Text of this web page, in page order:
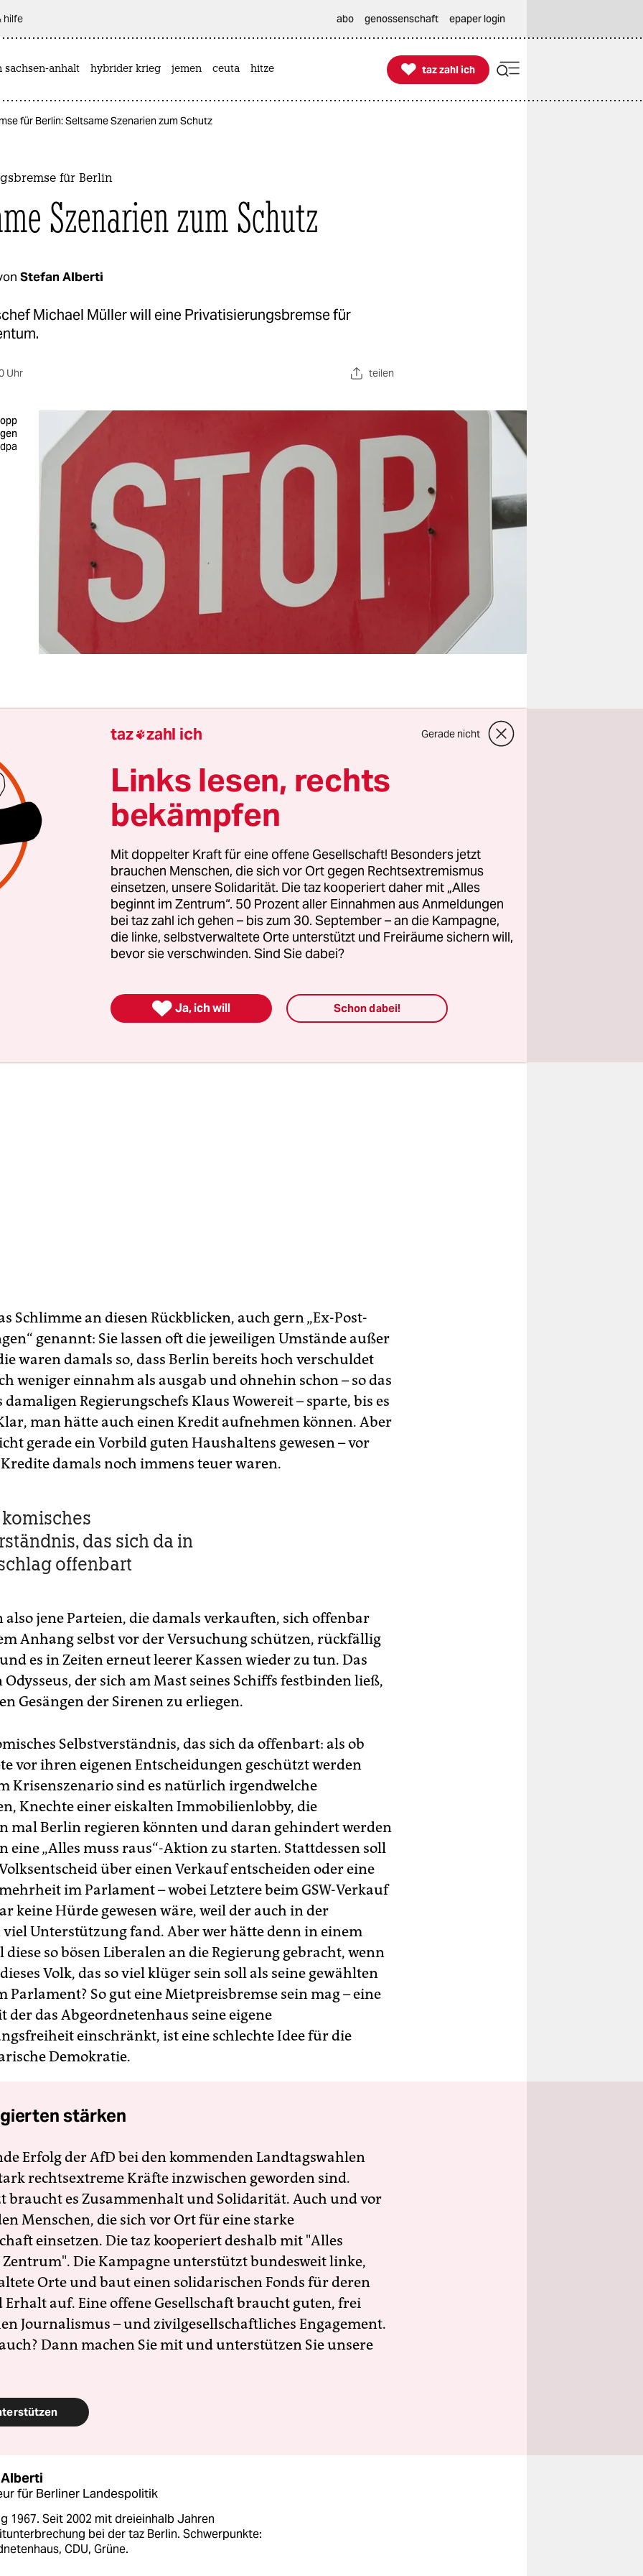
hilfe abo genossenschaft epaper login
sachsen-anhalt hybrider krieg jemen ceuta hitze 
taz zahl ich
taz zahl ich
für Berlin: Seltsame Szenarien zum Schutz
für Berlin
Szenarien zum Schutz
Stefan Alberti
Michael Müller will eine Privatisierungsbremse für
Uhr teilen
eine also: Erst Mietpreisbremse, dann Schuldenbremse,
nun eine
länger, SPD-Fraktionschef Raed Saleh hat Ähnliches
mal vorgeschlagen, und nun hat also zu Wochenbeginn
Michael Müller (SPD) höhere Hürden für den Verkauf
gefordert. Das macht sich immer gut, das klingt
und Bewahren. Und überhaupt ist ja bei jeder
zu hören, welch großer Fehler es gewesen sei, dass
rot-rote Koalition 2004 die Wohnungsbaugesellschaft GSW
bloß: Die SPDler und Linken, die die GSW 2004 verkauft
im Sinn hatten, sondern weil das Land, soweit das bei einem
geht, kurz vor der Pleite stand und Geld brauchte.
Schlimme an diesen Rückblicken, auch gern „Ex-Post-
genannt: Sie lassen oft die jeweiligen Umstände außer
waren damals so, dass Berlin bereits hoch verschuldet
weniger einnahm als ausgab und ohnehin schon – so das
Regierungschefs Klaus Wowereit – sparte, bis es
man hätte auch einen Kredit aufnehmen können. Aber
gerade ein Vorbild guten Haushaltens gewesen – vor
damals noch immens teuer waren.
komisches
das sich da in
offenbart
also jene Parteien, die damals verkauften, sich offenbar
Anhang selbst vor der Versuchung schützen, rückfällig
es in Zeiten erneut leerer Kassen wieder zu tun. Das
der sich am Mast seines Schiffs festbinden ließ,
Gesängen der Sirenen zu erliegen.
Selbstverständnis, das sich da offenbart: als ob
vor ihren eigenen Entscheidungen geschützt werden
Krisen­szenario sind es natürlich irgendwelche
Knechte einer eiskalten Immobilienlobby, die
mal Berlin regieren könnten und daran gehindert werden
eine „Alles muss raus“-Aktion zu starten. Stattdessen soll
über einen Verkauf entscheiden oder eine
im Parlament – wobei Letztere beim GSW-Verkauf
keine Hürde gewesen wäre, weil der auch in der
Unterstützung fand. Aber wer hätte denn in einem
diese so bösen Liberalen an die Regierung gebracht, wenn
Volk, das so viel klüger sein soll als seine gewählten
Parlament? So gut eine Mietpreisbremse sein mag – eine
der das Abgeordnetenhaus seine eigene
einschränkt, ist eine schlechte Idee für die
Demokratie.
stärken
Erfolg der AfD bei den kommenden Landtagswahlen
rechtsextreme Kräfte inzwischen geworden sind.
braucht es Zusammenhalt und Solidarität. Auch und vor
Menschen, die sich vor Ort für eine starke
einsetzen. Die taz kooperiert deshalb mit "Alles
Die Kampagne unterstützt bundesweit linke,
Orte und baut einen solidarischen Fonds für deren
Erhalt auf. Eine offene Gesellschaft braucht guten, frei
Journalismus – und zivilgesellschaftliches Engagement.
Dann machen Sie mit und unterstützen Sie unsere
für Berliner Landespolitik
1967. Seit 2002 mit dreieinhalb Jahren
bei der taz Berlin. Schwerpunkte:
CDU, Grüne.
taz zahl ich Gerade nicht
Links lesen, rechts
bekämpfen
Mit doppelter Kraft für eine offene Gesellschaft! Besonders jetzt
brauchen Menschen, die sich vor Ort gegen Rechtsextremismus
einsetzen, unsere Solidarität. Die taz kooperiert daher mit „Alles
beginnt im Zentrum“. 50 Prozent aller Einnahmen aus Anmeldungen
bei taz zahl ich gehen – bis zum 30. September – an die Kampagne,
die linke, selbstverwaltete Orte unterstützt und Freiräume sichern will,
bevor sie verschwinden. Sind Sie dabei?
 Ja, ich will Schon dabei!